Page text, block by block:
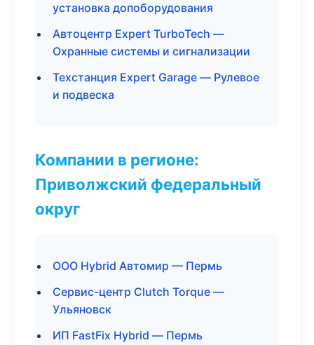
установка допоборудования
Автоцентр Expert TurboTech —
Охранные системы и сигнализации
Техстанция Expert Garage — Рулевое
и подвеска
Компании в регионе:
Приволжский федеральный
округ
ООО Hybrid Автомир — Пермь
Сервис-центр Clutch Torque —
Ульяновск
ИП FastFix Hybrid — Пермь